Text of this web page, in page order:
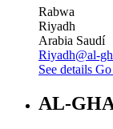
Rabwa
Riyadh
Arabia Saudí
Riyadh@al-
See details
AL-